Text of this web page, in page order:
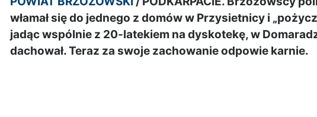
włamał się do jednego z domów w Przysietnicy i
jadąc wspólnie z 20-latekiem na dyskotekę, w
dachował. Teraz za swoje zachowanie odpowie karnie.